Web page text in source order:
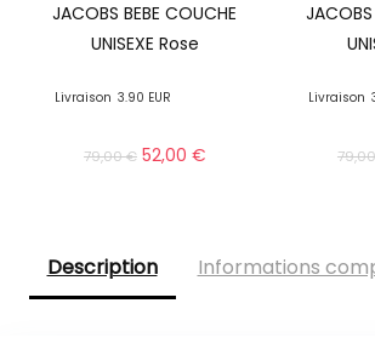
JACOBS BEBE COUCHE
UNISEXE Rose
Livraison 3.90 EUR
79,00€ 52,00 €
JACOBS
Livraison
Description Informations